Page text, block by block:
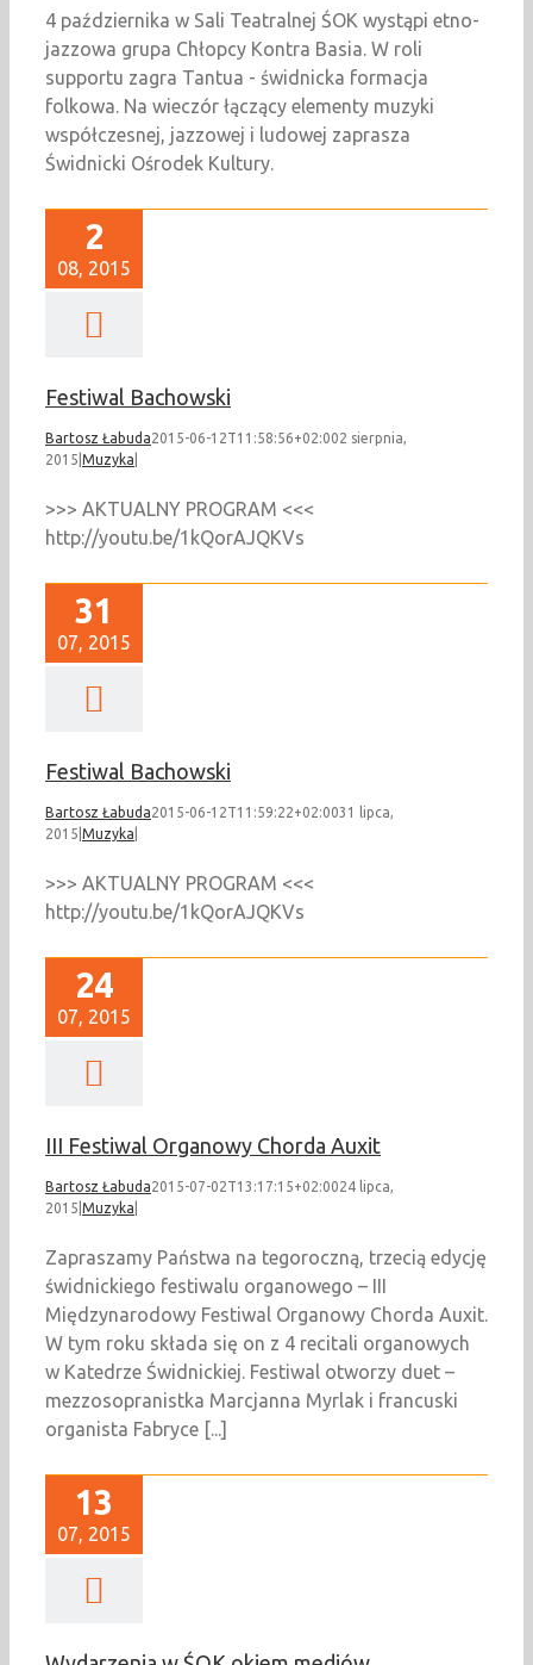
4 października w Sali Teatralnej ŚOK wystąpi etno-
jazzowa grupa Chłopcy Kontra Basia. W roli
supportu zagra Tantua - świdnicka formacja
folkowa. Na wieczór łączący elementy muzyki
współczesnej, jazzowej i ludowej zaprasza
Świdnicki Ośrodek Kultury.
2
08, 2015
Festiwal Bachowski
Bartosz Łabuda2015-06-12T11:58:56+02:002 sierpnia,
2015 Muzyka
>>> AKTUALNY PROGRAM <<<
http://youtu.be/1kQorAJQKVs
31
07, 2015
Festiwal Bachowski
Bartosz Łabuda2015-06-12T11:59:22+02:0031 lipca,
2015 Muzyka
>>> AKTUALNY PROGRAM <<<
http://youtu.be/1kQorAJQKVs
24
07, 2015
III Festiwal Organowy Chorda Auxit
Bartosz Łabuda2015-07-02T13:17:15+02:0024 lipca,
2015 Muzyka
Zapraszamy Państwa na tegoroczną, trzecią edycję
świdnickiego festiwalu organowego – III
Międzynarodowy Festiwal Organowy Chorda Auxit.
W tym roku składa się on z 4 recitali organowych
w Katedrze Świdnickiej. Festiwal otworzy duet –
mezzosopranistka Marcjanna Myrlak i francuski
organista Fabryce [...]
13
07, 2015